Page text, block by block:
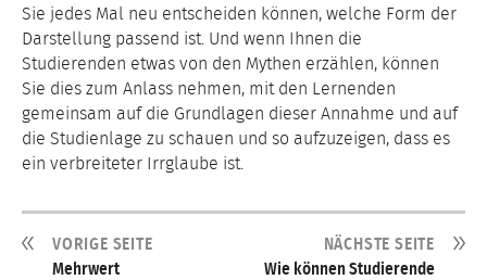
Sie jedes Mal neu entscheiden können, welche Form der
Darstellung passend ist. Und wenn Ihnen die
Studierenden etwas von den Mythen erzählen, können
Sie dies zum Anlass nehmen, mit den Lernenden
gemeinsam auf die Grundlagen dieser Annahme und auf
die Studienlage zu schauen und so aufzuzeigen, dass es
ein verbreiteter Irrglaube ist.
VORIGE SEITE
Mehrwert
NÄCHSTE SEITE
Wie können Studierende